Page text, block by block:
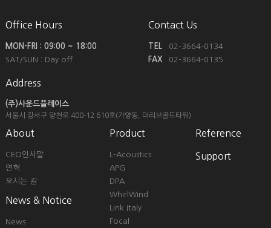
Office Hours
MON-FRI : 09:00 ~ 18:00
SAT/SUN : Day off
Contact Us
TEL
02-3664-0134
FAX
02-3664-0135
Address
(주)사운드플레이스
서울시 강서구 양천로 400-12 610호(가양동, 더리브골드타워)
About
CEO인사말
연혁
오시는 길
News & Notice
News
Product
L-Acoustics
APG
DPA
WhirlWind
Link Italy
Focal
Reference
Support